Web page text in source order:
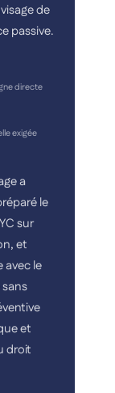
de
passive.
directe
exigée
a
le
sur
et
avec le
et
droit